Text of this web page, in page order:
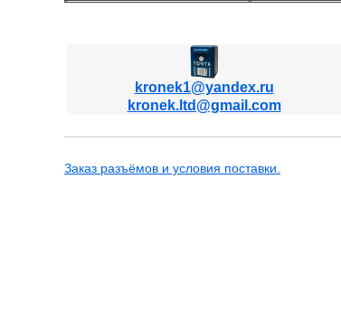
kronek1@yandex.ru
kronek.ltd@gmail.com
Заказ разъёмов и условия поставки.